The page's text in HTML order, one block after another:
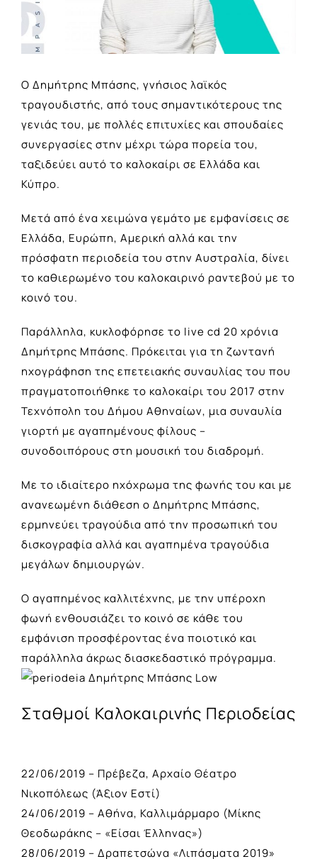
Ο Δημήτρης Μπάσης, γνήσιος λαϊκός
τραγουδιστής, από τους σημαντικότερους της
γενιάς του, με πολλές επιτυχίες και σπουδαίες
συνεργασίες στην μέχρι τώρα πορεία του,
ταξιδεύει αυτό το καλοκαίρι σε Ελλάδα και
Κύπρο.
Μετά από ένα χειμώνα γεμάτο με εμφανίσεις σε
Ελλάδα, Ευρώπη, Αμερική αλλά και την
πρόσφατη περιοδεία του στην Αυστραλία, δίνει
το καθιερωμένο του καλοκαιρινό ραντεβού με το
κοινό του.
Παράλληλα, κυκλοφόρησε το live cd 20 χρόνια
Δημήτρης Μπάσης. Πρόκειται για τη ζωντανή
ηχογράφηση της επετειακής συναυλίας του που
πραγματοποιήθηκε το καλοκαίρι του 2017 στην
Τεχνόπολη του Δήμου Αθηναίων, μια συναυλία
γιορτή με αγαπημένους φίλους –
συνοδοιπόρους στη μουσική του διαδρομή.
Με το ιδιαίτερο ηχόχρωμα της φωνής του και με
ανανεωμένη διάθεση ο Δημήτρης Μπάσης,
ερμηνεύει τραγούδια από την προσωπική του
δισκογραφία αλλά και αγαπημένα τραγούδια
μεγάλων δημιουργών.
Ο αγαπημένος καλλιτέχνης, με την υπέροχη
φωνή ενθουσιάζει το κοινό σε κάθε του
εμφάνιση προσφέροντας ένα ποιοτικό και
παράλληλα άκρως διασκεδαστικό πρόγραμμα.
Σταθμοί Καλοκαιρινής Περιοδείας
22/06/2019 – Πρέβεζα, Αρχαίο Θέατρο
Νικοπόλεως (Άξιον Εστί)
24/06/2019 – Αθήνα, Καλλιμάρμαρο (Μίκης
Θεοδωράκης – «Είσαι Έλληνας»)
28/06/2019 – Δραπετσώνα «Λιπάσματα 2019»